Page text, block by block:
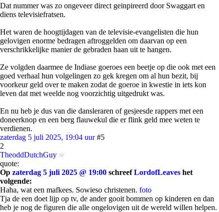
Dat nummer was zo ongeveer direct geinpireerd door Swaggart en
diens televisiefratsen.
Het waren de hoogtijdagen van de televisie-evangelisten die hun
gelovigen enorme bedragen aftroggelden om daarvan op een
verschrikkelijke manier de gebraden haan uit te hangen.
Ze volgden daarmee de Indiase goeroes een beetje op die ook met een
goed verhaal hun volgelingen zo gek kregen om al hun bezit, bij
voorkeur geld over te maken zodat de goeroe in kwestie in iets kon
leven dat met weelde nog voorzichtig uitgedrukt was.
En nu heb je dus van die dansleraren of gesjeesde rappers met een
doneerknop en een berg flauwekul die er flink geld mee weten te
verdienen.
zaterdag 5 juli 2025, 19:04 uur #5
2
TheoddDutchGuy
quote:
Op zaterdag 5 juli 2025 @ 19:00 schreefLordofLeaves het
volgende:
Haha, wat een mafkees. Sowieso christenen. foto
Tja de een doet lijp op tv, de ander gooit bommen op kinderen en dan
heb je nog de figuren die alle ongelovigen uit de wereld willen helpen.